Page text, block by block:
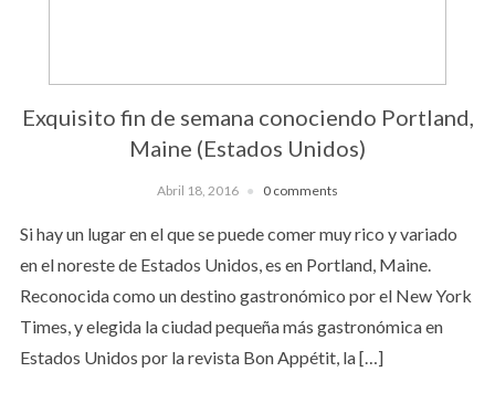
Exquisito fin de semana conociendo Portland,
Maine (Estados Unidos)
Abril 18, 2016 0 comments
Si hay un lugar en el que se puede comer muy rico y variado
en el noreste de Estados Unidos, es en Portland, Maine.
Reconocida como un destino gastronómico por el New York
Times, y elegida la ciudad pequeña más gastronómica en
Estados Unidos por la revista Bon Appétit, la […]